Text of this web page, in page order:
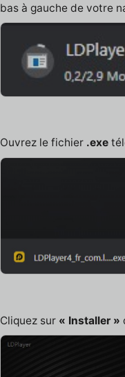
bas à gauche de votre
Ouvrez le fichier .exe
Cliquez sur « Installer »